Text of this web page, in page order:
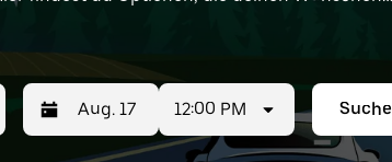
Vermietungen in deiner Nähe zu finden.
12:00 PM Suche